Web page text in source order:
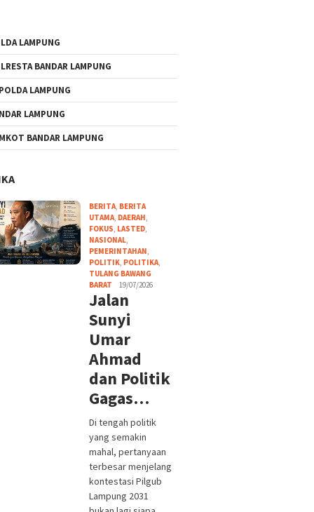
LAMPUNG
BANDAR LAMPUNG
LAMPUNG
LAMPUNG
BANDAR LAMPUNG
BERITA, BERITA
UTAMA, DAERAH,
FOKUS, LASTED,
NASIONAL,
PEMERINTAHAN,
POLITIK, POLITIKA,
TULANG BAWANG
BARAT
19/07/2026
Jalan
Sunyi
Umar
Ahmad
dan Politik
Gagas…
Di tengah politik
yang semakin
mahal, pertanyaan
terbesar menjelang
kontestasi Pilgub
Lampung 2031